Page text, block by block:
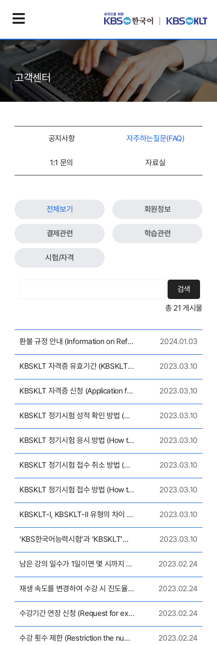
고객센터
공지사항 자주하는질문(FAQ)
1:1 문의 자료실
전체보기 회원정보
결제관련 학습관련
시험/자격
검색
총 21 게시물
환불 규정 안내 (Information on Refund Policy) 2024.01.03
KBSKLT 자격증 유효기간 (KBSKLT certificate validity period) 2023.03.10
KBSKLT 자격증 신청 (Application for KBSKLT certificate) 2023.03.10
KBSKLT 정기시험 성적 확인 방법 (How to check KBSKLT regular test’s results) 2023.03.10
KBSKLT 정기시험 응시 방법 (How to take the KBSKLT regular test) 2023.03.10
KBSKLT 정기시험 접수 취소 방법 (How to cancel the KBSKLT regular test application) 2023.03.10
KBSKLT 정기시험 접수 방법 (How to register for KBSKLT regular test) 2023.03.10
KBSKLT-Ⅰ, KBSKLT-Ⅱ 유형의 차이 (Differences between KBSKLT-I and KBSKLT-II types) 2023.03.10
‘KBS한국어능력시험’과 ‘KBSKLT’는 다른 건가요? (Are “KBS Korean Language Test” and “KBSKLT” different?) 2023.03.10
남은 강의 일수가 1일이면 몇 시까지 수강이 가능한가요? (Until what time can I take the course if the remaining course period is one day?) 2023.02.24
재생 속도를 변경하여 수강 시 진도율 측정 (Measure the progress rate when taking a course by changing the playback speed) 2023.02.24
수강기간 연장 신청 (Request for extension of course period) 2023.02.24
수강 횟수 제한 (Restriction the number of times of learning) 2023.02.24